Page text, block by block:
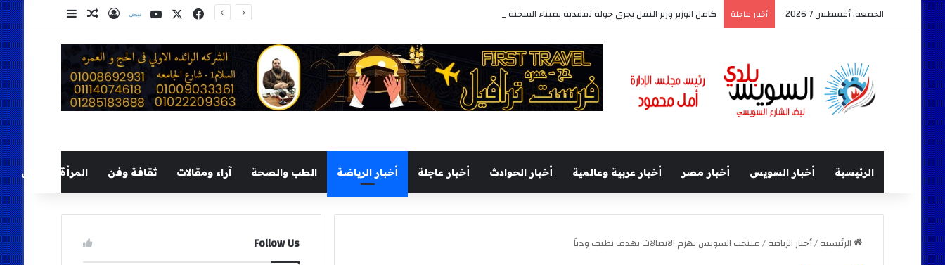
الجمعة, أغسطس 7 2026 أخبار عاجلة كامل الوزير وزير النقل يجري جولة تفقدية بميناء السخنة اليوم فيسبوك
‫X
‫YouTube
نلضتسجيل الدخول
مقال عشوائي
إضافة عمود
الرئيسية أخبار السويس أخبار مصر أخبار عربية وعالمية أخبار الحوادث أخبار عاجلة أخبار الرياضة الطب والصحة آراء ومقالات ثقافة وفن المرأة والطفل
الرئيسية/أخبار الرياضة/منتخب السويس يهزم الاتصالات بهدف نظيف ودياً
Follow Us